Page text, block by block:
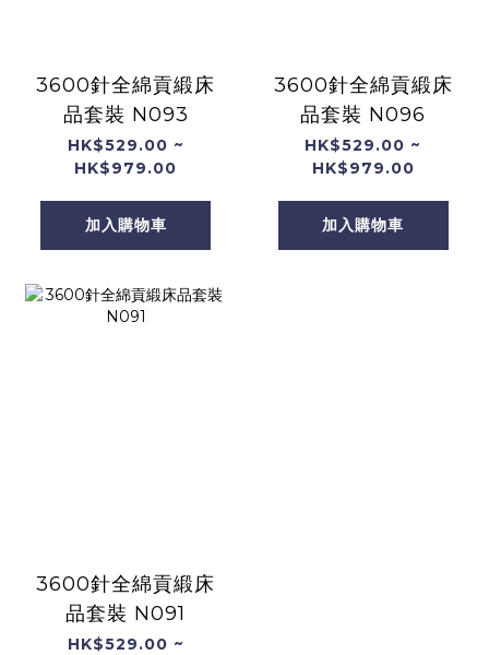
3600針全綿貢緞床
品套裝 N093
HK$529.00 ~
HK$979.00
加入購物車
3600針全綿貢緞床
品套裝 N096
HK$529.00 ~
HK$979.00
加入購物車
3600針全綿貢緞床
品套裝 N091
HK$529.00 ~